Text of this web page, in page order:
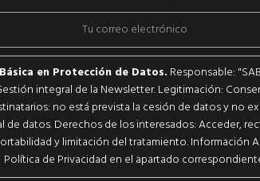
en Protección de Datos. Responsable:
integral de la Newsletter. Legitimación:
no está prevista la cesión de datos y no
de datos. Derechos de los interesados: Acceder,
y limitación del tratamiento. Información
Política de Privacidad en el apartado